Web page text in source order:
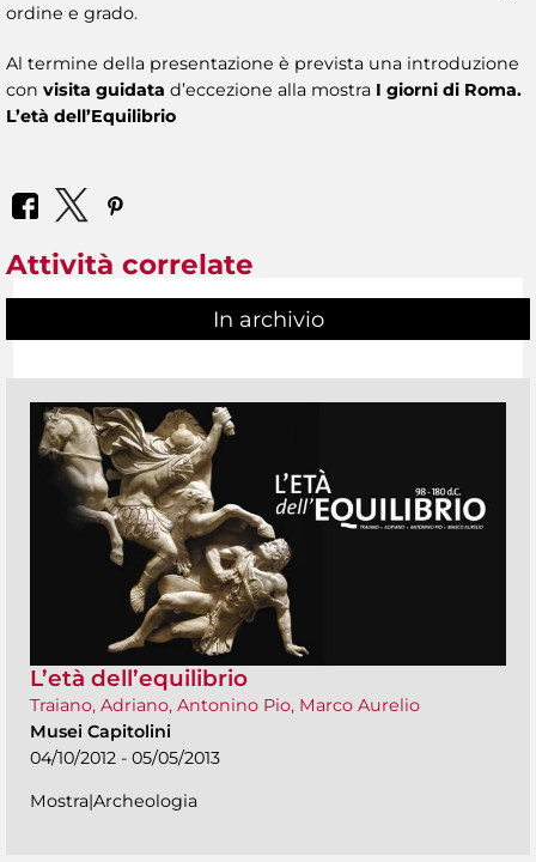
ordine e grado.
Al termine della presentazione è prevista una introduzione
con visita guidata d’eccezione alla mostra I giorni di Roma.
L’età dell’Equilibrio
Attività correlate
In archivio
L’età dell’equilibrio
Traiano, Adriano, Antonino Pio, Marco Aurelio
Musei Capitolini
04/10/2012 - 05/05/2013
Mostra|Archeologia